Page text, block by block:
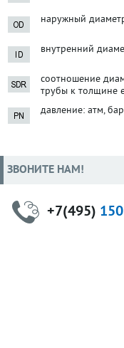
наружный
внутренний
соотношение
трубы к толщине
давление: атм,
ЗВОНИТЕ НАМ!
+7(495)